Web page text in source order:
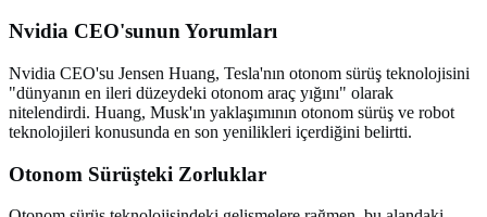
Nvidia CEO'sunun Yorumları
Nvidia CEO'su Jensen Huang, Tesla'nın otonom sürüş teknolojisini
"dünyanın en ileri düzeydeki otonom araç yığını" olarak
nitelendirdi. Huang, Musk'ın yaklaşımının otonom sürüş ve robot
teknolojileri konusunda en son yenilikleri içerdiğini belirtti.
Otonom Sürüşteki Zorluklar